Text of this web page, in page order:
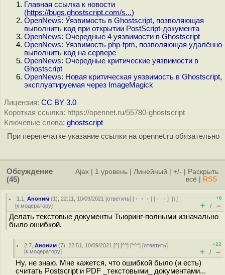
Главная ссылка к новости
(https://bugs.ghostscript.com/s...)
OpenNews: Уязвимость в Ghostscript, позволяющая
выполнить код при открытии PostScript-документа
OpenNews: Очередные 4 уязвимости в Ghostscript
OpenNews: Уязвимость php-fpm, позволяющая удалённо
выполнить код на сервере
OpenNews: Очередные критические уязвимости в
Ghostscript
OpenNews: Новая критическая уязвимость в Ghostscript,
эксплуатируемая через ImageMagick
Лицензия: CC BY 3.0
Короткая ссылка: https://opennet.ru/55780-ghostscript
Ключевые слова: ghostscript
При перепечатке указание ссылки на opennet.ru обязательно
Обсуждение
(45)
Ajax 1 уровень Линейный +/-
Раскрыть
всё
RSS
1.1 ,Аноним (1), 22:11, 10/09/2021 [ответить] [ ﹢﹢﹢] [ · · ·][↓]
[к модератору]
+6
+ / –
Делать текстовые документы Тьюринг-полными изначально
было ошибкой.
2.7 ,Аноним (7), 22:51, 10/09/2021 [^] [^^] [^^^] [ответить]
[к модератору]
+22
+ / –
Ну, не знаю. Мне кажется, что ошибкой было (и есть)
считать Postscript и PDF _текстовыми_ документами...